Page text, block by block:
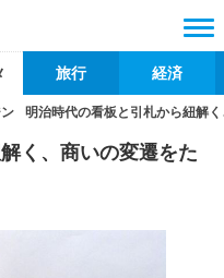
旅行 経済
明治時代の看板と引札から紐解
く、商いの変遷をた